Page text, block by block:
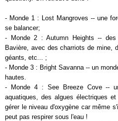
- Monde 1 : Lost Mangroves -- une
se balancer;
- Monde 2 : Autumn Heights --
Bavière, avec des charriots de mine,
géants, etc... ;
- Monde 3 : Bright Savanna -- un
hautes.
- Monde 4 : See Breeze Cove --
aquatiques, des algues électriques
gérer le niveau d'oxygène car même
peut pas respirer sous l'eau !